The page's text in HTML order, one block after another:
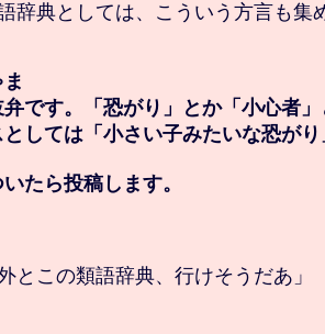
辞典としては、こういう方言も集
です。「恐がり」とか「小心者
しては「小さい子みたいな恐が
たら投稿します。
とこの類語辞典、行けそうだあ」